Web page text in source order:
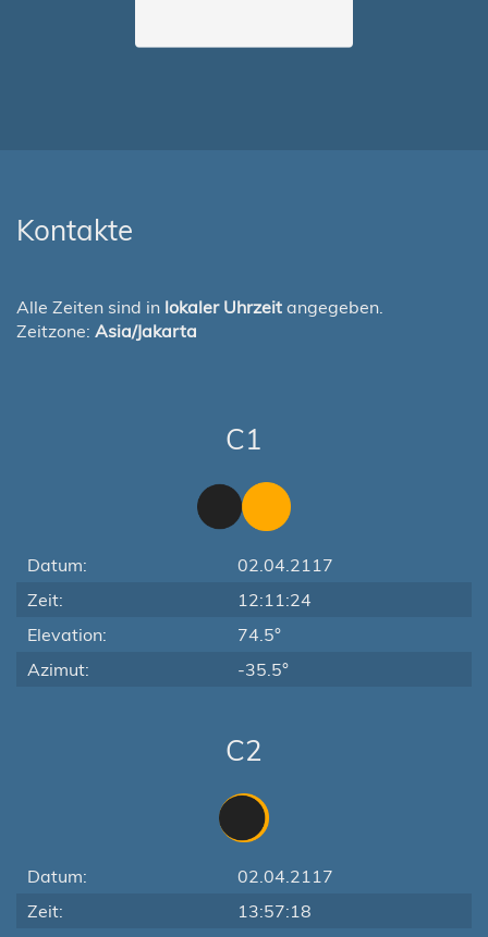
Kontakte
Alle Zeiten sind in lokaler Uhrzeit angegeben.
Zeitzone: Asia/Jakarta
C1
Datum:
02.04.2117
Zeit:
12:11:24
Elevation:
74.5°
Azimut:
-35.5°
C2
Datum:
02.04.2117
Zeit:
13:57:18